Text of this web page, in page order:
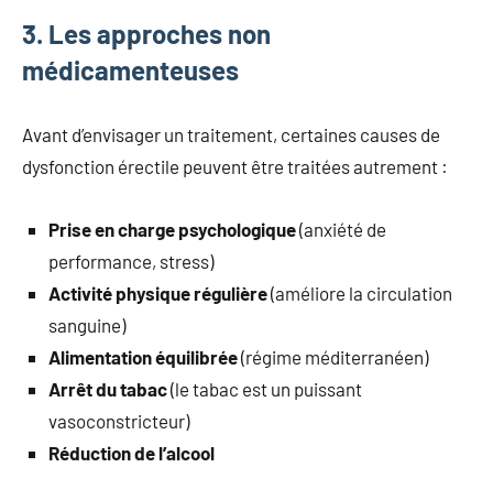
3. Les approches non
médicamenteuses
Avant d’envisager un traitement, certaines causes de
dysfonction érectile peuvent être traitées autrement :
Prise en charge psychologique(anxiété de
performance, stress)
Activité physique régulière(améliore la circulation
sanguine)
Alimentation équilibrée(régime méditerranéen)
Arrêt du tabac(le tabac est un puissant
vasoconstricteur)
Réduction de l’alcool